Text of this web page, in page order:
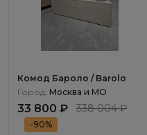
Комод Бароло / Barolo
Город: Москва и МО
33 800 ₽ 338 004 ₽
-90%